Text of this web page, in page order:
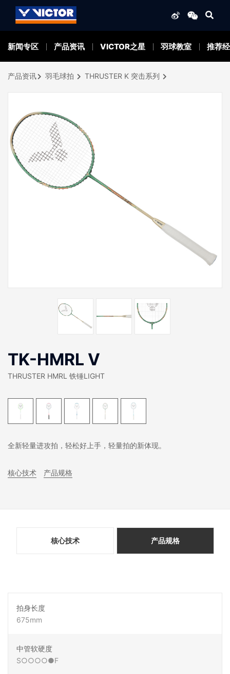
新闻专区 产品资讯 VICTOR之星 羽球教室 推荐
产品资讯 羽毛球拍 THRUSTER K 突击系列
TK-HMRL V
THRUSTER HMRL 铁锤LIGHT
全新轻量进攻拍，轻松好上手，轻量拍的新体现。
核心技术 产品规格
核心技术 产品规格
拍身长度
675mm
中管软硬度
S○○○○●F